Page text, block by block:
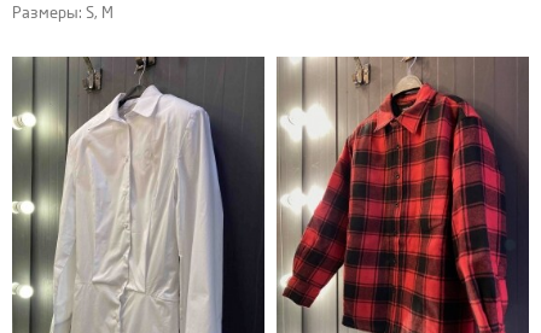
Размеры: S, M